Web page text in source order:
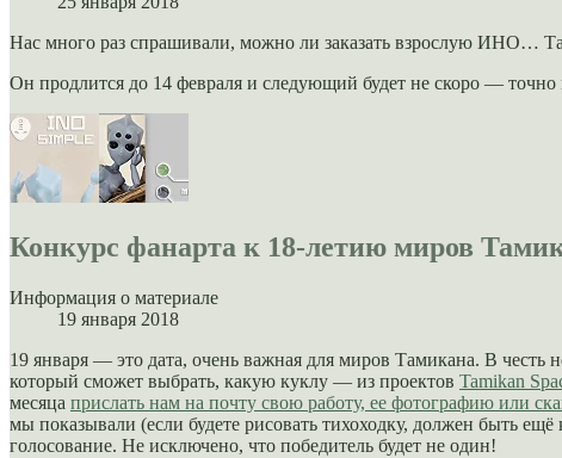
Нас много раз спрашивали, можно ли заказать взрослую ИНО…
Он продлится до 14 февраля и следующий будет не скоро — точно
Конкурс фанарта к 18-летию миров
Информация о материале
19 января 2018
19 января — это дата, очень важная для миров Тамикана. В
который сможет выбрать, какую куклу — из проектов Tamikan
месяца прислать нам на почту свою работу, ее фотографию или
мы показывали (если будете рисовать тихоходку, должен быть
голосование. Не исключено, что победитель будет не один!